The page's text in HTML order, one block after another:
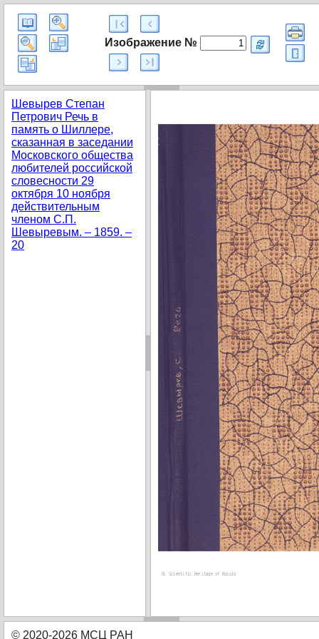
Изображение №
© 2020-2026 МСЦ РАН
Шевырев Степан
Петрович Речь в
память о Шиллере,
сказанная в заседании
Московского общества
любителей российской
словесности 29
октября 10 ноября
действительным
членом С.П.
Шевыревым. – 1859. –
20